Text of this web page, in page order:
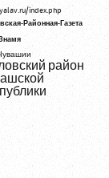
index.php
Районная-Газета
район